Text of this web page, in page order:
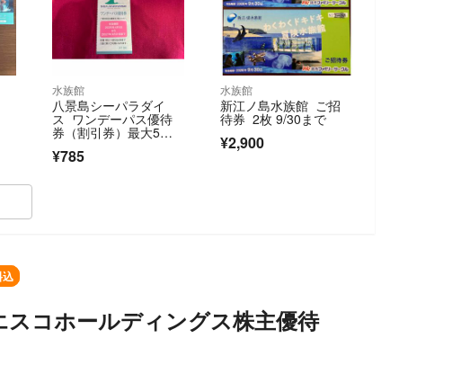
水族館
八景島シーパラダイ
ス ワンデーパス優待
券（割引券）最大5名
で合計4500円引に
¥785
水族館
新江ノ島水族館 ご招
待券 2枚 9/30まで
¥2,900
込
スコホールディングス株主優待